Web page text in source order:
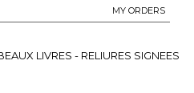
MY ORDERS
LIVRES - RELIURES SIGNEES